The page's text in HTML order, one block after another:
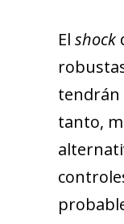
El shock
tendrán
tanto,